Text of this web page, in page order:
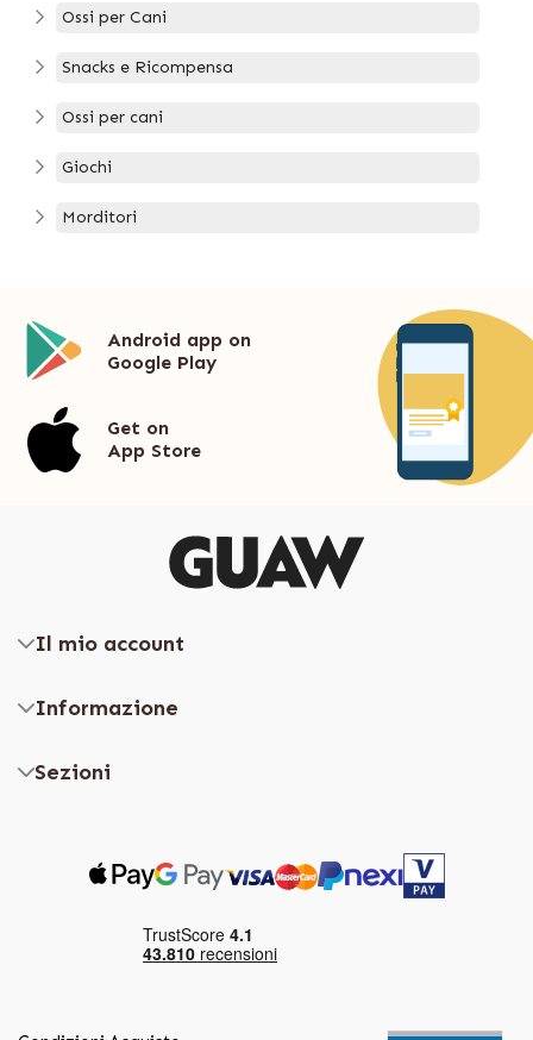
Ossi per Cani
Snacks e Ricompensa
Ossi per cani
Giochi
Morditori
Android app on
Google Play
Get on
App Store
Il mio account
Informazione
Sezioni